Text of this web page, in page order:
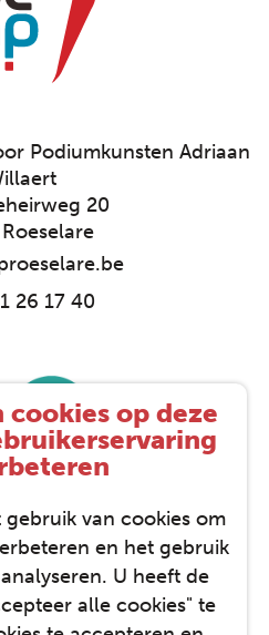
op deze
gebruik van cookies om
en het gebruik
U heeft de
alle cookies" te
Podiumkunsten Adriaan
20
26 17 40